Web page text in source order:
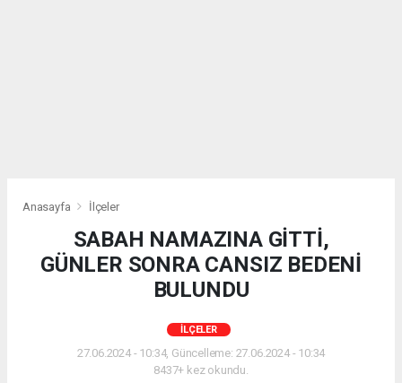
Anasayfa İlçeler
SABAH NAMAZINA GİTTİ,
GÜNLER SONRA CANSIZ BEDENİ
BULUNDU
İLÇELER
27.06.2024 - 10:34, Güncelleme: 27.06.2024 - 10:34
8437+ kez okundu.